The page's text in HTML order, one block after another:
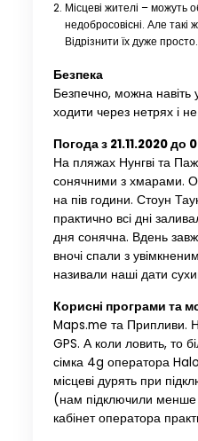
Місцеві жителі – можуть
недобросовісні. Але такі
Відрізнити їх дуже просто.
Безпека
Безпечно, можна навіть
ходити через нетрях і
Погода з 21.11.2020 до
На пляжах Нунгві та
сонячними з хмарами.
на пів години. Стоун
практично всі дні
дня сонячна. Вдень
вночі спали з
називали наші дати
Корисні програми та
Maps.me та Припливи.
GPS. А коли ловить, то
сімка 4g оператора
місцеві дурять при
(нам підключили
кабінет оператора